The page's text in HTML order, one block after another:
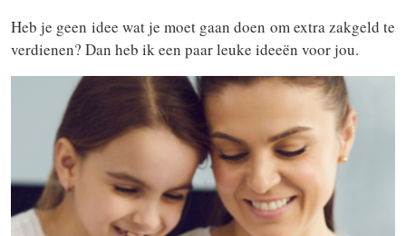
Heb je geen idee wat je moet gaan doen om extra zakgeld te
verdienen? Dan heb ik een paar leuke ideeën voor jou.